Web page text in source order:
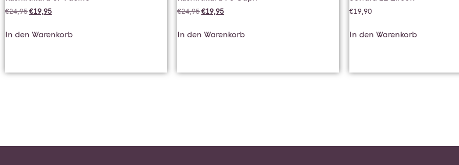
€24,95€19,95
In den Warenkorb
€24,95€19,95
In den Warenkorb
€19,90
In den Warenkorb